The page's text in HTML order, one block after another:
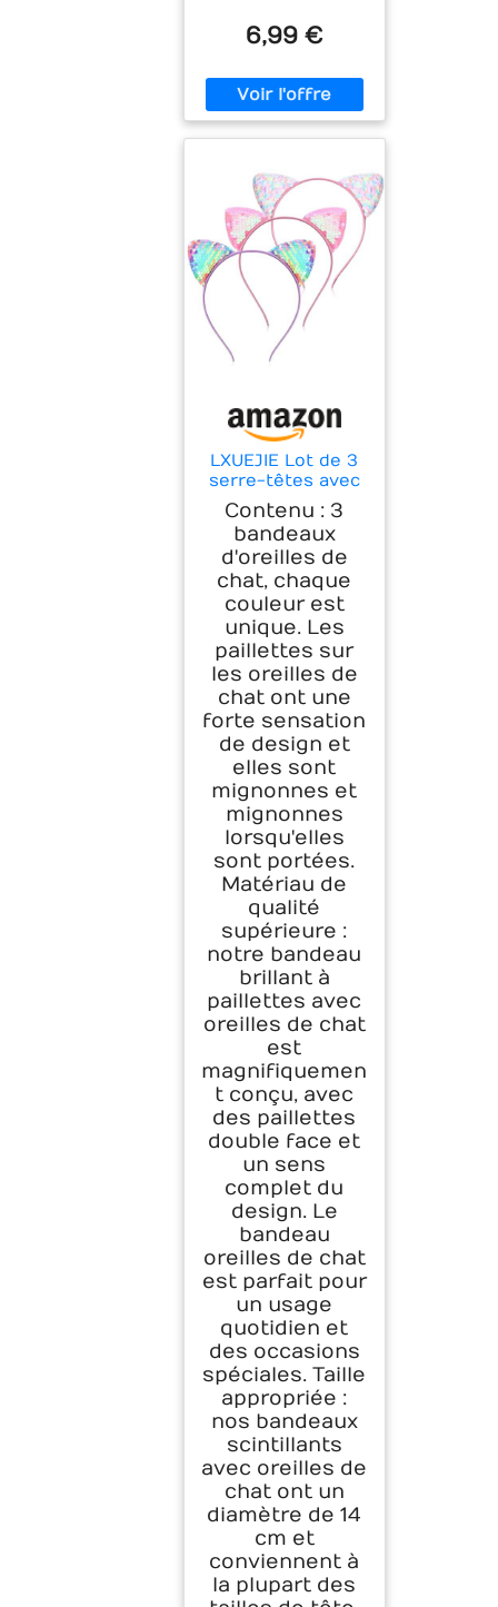
6,99 €
LXUEJIE Lot de 3
serre-têtes avec
oreilles de chat à
paillettes -
Bandeau à
paillettes - Pour
anniversaire, fête,
cosplay
Contenu : 3
bandeaux
d'oreilles de
chat, chaque
couleur est
unique. Les
paillettes sur
les oreilles de
chat ont une
forte sensation
de design et
elles sont
mignonnes et
mignonnes
lorsqu'elles
sont portées.
Matériau de
qualité
supérieure :
notre bandeau
brillant à
paillettes avec
oreilles de chat
est
magnifiquemen
t conçu, avec
des paillettes
double face et
un sens
complet du
design. Le
bandeau
oreilles de chat
est parfait pour
un usage
quotidien et
des occasions
spéciales. Taille
appropriée :
nos bandeaux
scintillants
avec oreilles de
chat ont un
diamètre de 14
cm et
conviennent à
la plupart des